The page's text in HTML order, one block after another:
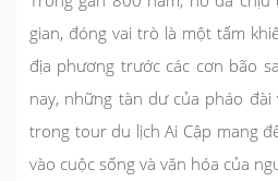
gian, đóng vai trò là một tấm
địa phương trước các cơn bão
nay, những tàn dư của pháo
trong tour du lịch Ai Cập mang
vào cuộc sống và văn hóa của